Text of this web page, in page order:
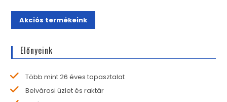
Akciós termékeink
Előnyeink
Több mint 26 éves tapasztalat
Belvárosi üzlet és raktár